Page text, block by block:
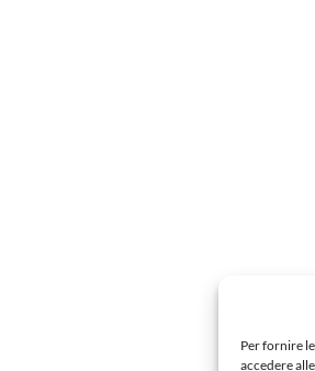
Per fornire
accedere